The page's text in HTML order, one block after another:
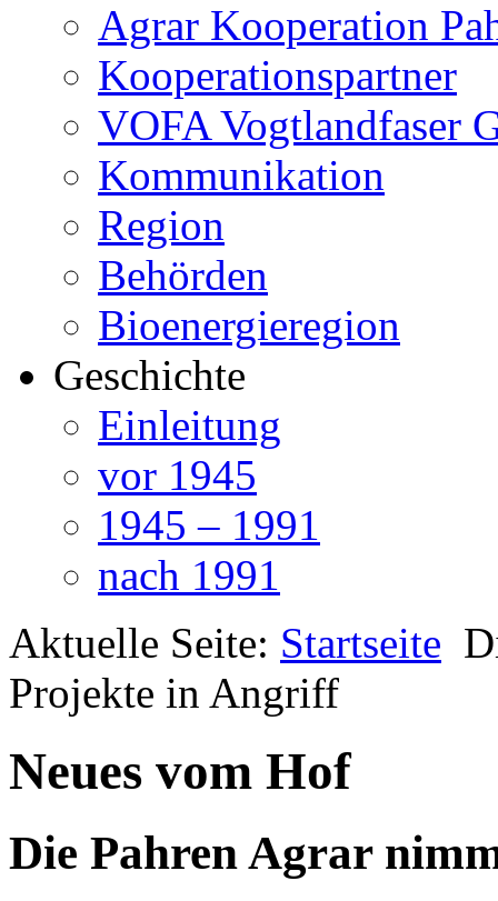
Agrar Kooperation
Kooperationspartner
VOFA Vogtlandfaser
Kommunikation
Region
Behörden
Bioenergieregion
Geschichte
Einleitung
vor 1945
1945 – 1991
nach 1991
Aktuelle Seite: Startseite
Projekte in Angriff
Neues vom Hof
Die Pahren Agrar